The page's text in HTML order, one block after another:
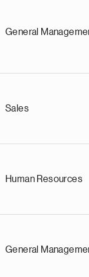
General
Sales
Human Resources
General